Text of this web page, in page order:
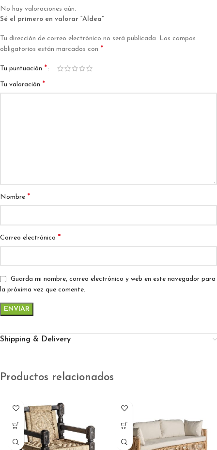
No hay valoraciones aún.
Sé el primero en valorar “Aldea”
Tu dirección de correo electrónico no será publicada. Los campos
obligatorios están marcados con *
Tu puntuación *
Tu valoración *
Nombre *
Correo electrónico *
Guarda mi nombre, correo electrónico y web en este navegador para
la próxima vez que comente.
Shipping & Delivery
Productos relacionados